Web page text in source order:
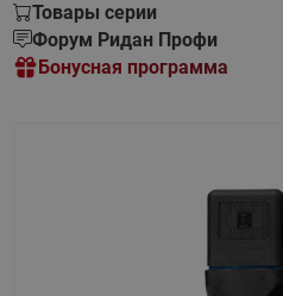
Товары серии
Форум Ридан Профи
Бонусная программа